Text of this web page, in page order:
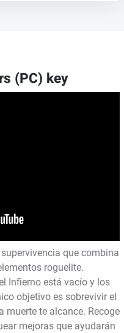
(PC) key
que combina
roguelite.
Infierno está vacío y los
objetivo es sobrevivir el
muerte te alcance. Recoge
mejoras que ayudarán